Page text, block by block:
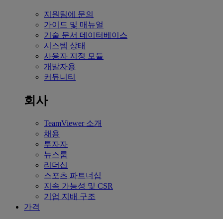
지원팀에 문의
가이드 및 매뉴얼
기술 문서 데이터베이스
시스템 상태
사용자 지정 모듈
개발자용
커뮤니티
회사
TeamViewer 소개
채용
투자자
뉴스룸
리더십
스포츠 파트너십
지속 가능성 및 CSR
기업 지배 구조
가격